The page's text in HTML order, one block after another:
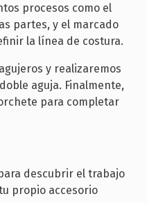
procesos como el
partes, y el marcado
la línea de costura.
y realizaremos
aguja. Finalmente,
para completar
descubrir el trabajo
propio accesorio